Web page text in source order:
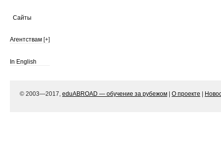
Сайты
Агентствам [+]
In English
© 2003—2017, eduABROAD — обучение за рубежом О проекте